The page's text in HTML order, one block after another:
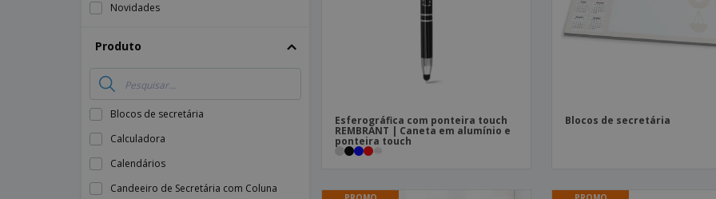
Novidades
Produto
Blocos de secretária
Calculadora
Calendários
Candeeiro de Secretária com Coluna
Esferográfica com ponteira touch
REMBRANT | Caneta em alumínio e
ponteira touch
Blocos de secretária